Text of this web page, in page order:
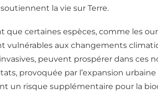
la vie sur Terre.
certaines espèces, comme les
vulnérables aux changements
peuvent prospérer dans ces
provoquée par l’expansion
un risque supplémentaire pour la